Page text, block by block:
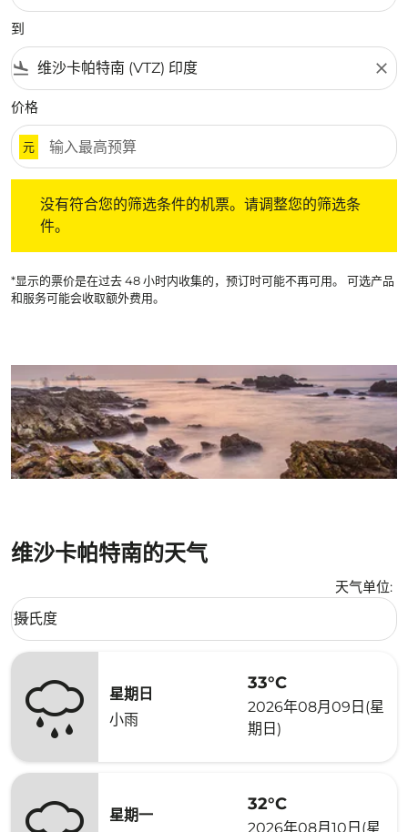
到
flight_land close
价格
元
没有符合您的筛选条件的机票。请调整您的筛选条
件。
*显示的票价是在过去 48 小时内收集的，预订时可能不再可用。 可选产品
和服务可能会收取额外费用。
维沙卡帕特南的天气
天气单位:
Weather unit option 摄氏度 Selected
摄氏度
keyboard_arrow_down
星期日
小雨
33°C
2026年08月09日(星
期日)
星期一
32°C
2026年08月10日(星